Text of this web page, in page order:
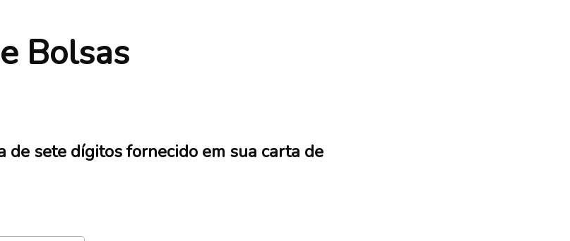
Bolsas
de sete dígitos fornecido em sua carta de